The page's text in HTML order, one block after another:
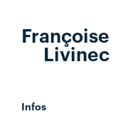
Françoise
Livinec
Infos